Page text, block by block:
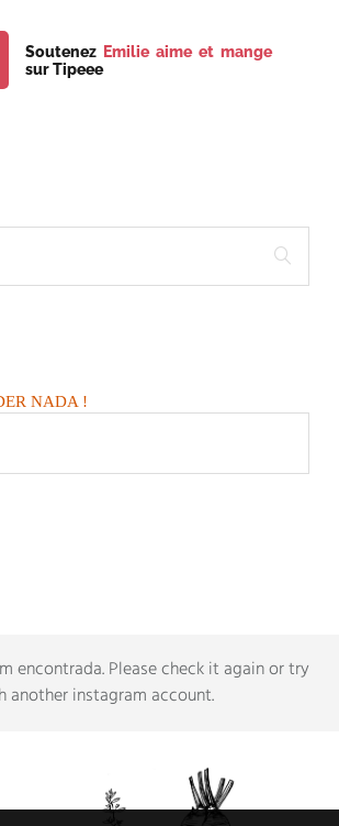
Soutenez Emilie aime et mange
sur Tipeee
NADA !
encontrada.Please check it again or try
another instagram account.